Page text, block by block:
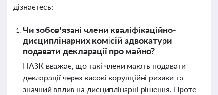
дізнаєтесь:
Чи зобов’язані члени кваліфікаційно-
дисциплінарних комісій адвокатури
подавати декларації про майно?
НАЗК вважає, що такі члени мають подавати
декларації через високі корупційні ризики та
значний вплив на дисциплінарні рішення. Проте